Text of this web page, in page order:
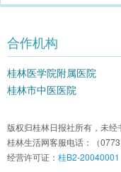
合作机构
桂林医学院附属医院
桂林市中医医院
版权归桂林日报社所有，未经
桂林生活网客服电话：（
经营许可证： 桂B2-20040001